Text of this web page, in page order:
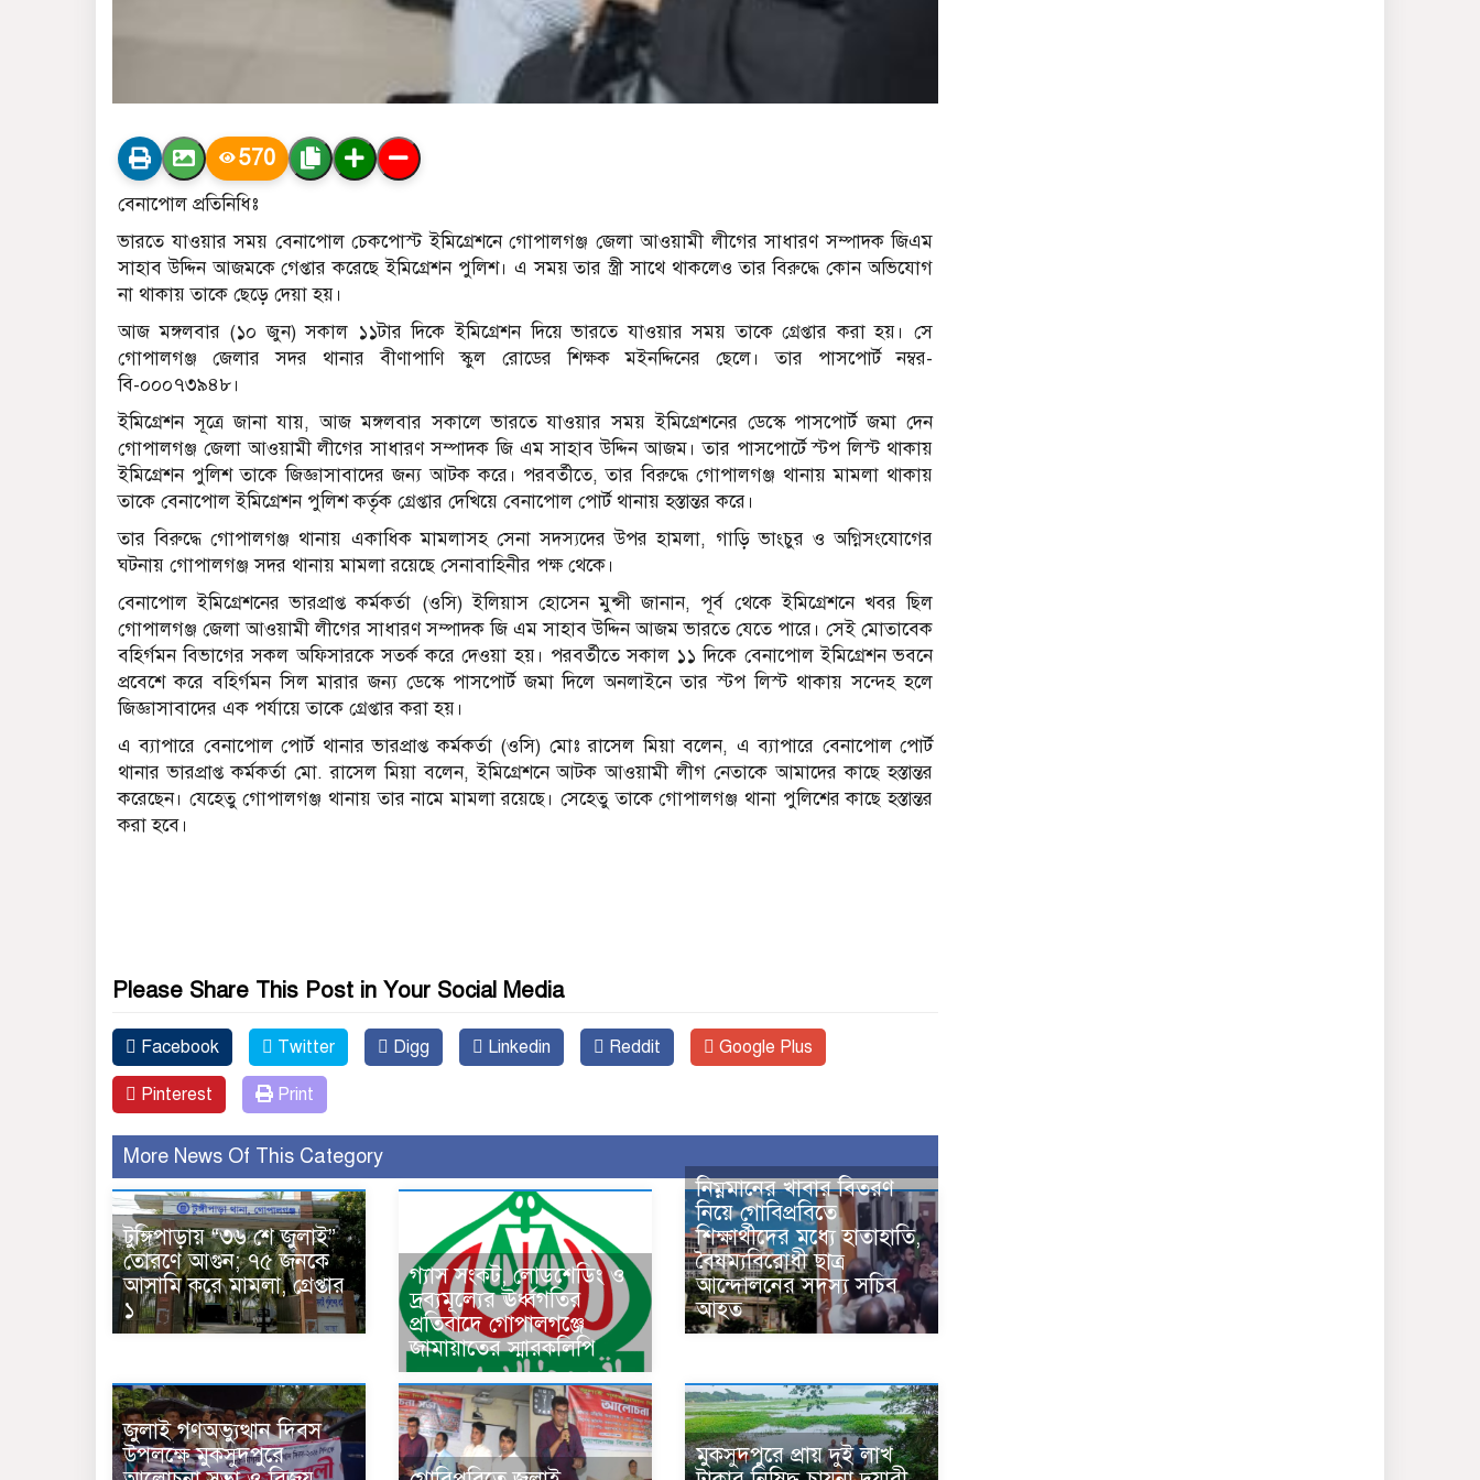
570
বেনাপোল প্রতিনিধিঃ
ভারতে যাওয়ার সময় বেনাপোল চেকপোস্ট ইমিগ্রেশনে গোপালগঞ্জ জেলা আওয়ামী লীগের সাধারণ সম্পাদক জিএম
সাহাব উদ্দিন আজমকে গেপ্তার করেছে ইমিগ্রেশন পুলিশ। এ সময় তার স্ত্রী সাথে থাকলেও তার বিরুদ্ধে কোন অভিযোগ
না থাকায় তাকে ছেড়ে দেয়া হয়।
আজ মঙ্গলবার (১০ জুন) সকাল ১১টার দিকে ইমিগ্রেশন দিয়ে ভারতে যাওয়ার সময় তাকে গ্রেপ্তার করা হয়। সে
গোপালগঞ্জ জেলার সদর থানার বীণাপাণি স্কুল রোডের শিক্ষক মইনদ্দিনের ছেলে। তার পাসপোর্ট নম্বর-
বি-০০০৭৩৯৪৮।
ইমিগ্রেশন সূত্রে জানা যায়, আজ মঙ্গলবার সকালে ভারতে যাওয়ার সময় ইমিগ্রেশনের ডেস্কে পাসপোর্ট জমা দেন
গোপালগঞ্জ জেলা আওয়ামী লীগের সাধারণ সম্পাদক জি এম সাহাব উদ্দিন আজম। তার পাসপোর্টে স্টপ লিস্ট থাকায়
ইমিগ্রেশন পুলিশ তাকে জিজ্ঞাসাবাদের জন্য আটক করে। পরবর্তীতে, তার বিরুদ্ধে গোপালগঞ্জ থানায় মামলা থাকায়
তাকে বেনাপোল ইমিগ্রেশন পুলিশ কর্তৃক গ্রেপ্তার দেখিয়ে বেনাপোল পোর্ট থানায় হস্তান্তর করে।
তার বিরুদ্ধে গোপালগঞ্জ থানায় একাধিক মামলাসহ সেনা সদস্যদের উপর হামলা, গাড়ি ভাংচুর ও অগ্নিসংযোগের
ঘটনায় গোপালগঞ্জ সদর থানায় মামলা রয়েছে সেনাবাহিনীর পক্ষ থেকে।
বেনাপোল ইমিগ্রেশনের ভারপ্রাপ্ত কর্মকর্তা (ওসি) ইলিয়াস হোসেন মুন্সী জানান, পূর্ব থেকে ইমিগ্রেশনে খবর ছিল
গোপালগঞ্জ জেলা আওয়ামী লীগের সাধারণ সম্পাদক জি এম সাহাব উদ্দিন আজম ভারতে যেতে পারে। সেই মোতাবেক
বহির্গমন বিভাগের সকল অফিসারকে সতর্ক করে দেওয়া হয়। পরবর্তীতে সকাল ১১ দিকে বেনাপোল ইমিগ্রেশন ভবনে
প্রবেশে করে বহির্গমন সিল মারার জন্য ডেস্কে পাসপোর্ট জমা দিলে অনলাইনে তার স্টপ লিস্ট থাকায় সন্দেহ হলে
জিজ্ঞাসাবাদের এক পর্যায়ে তাকে গ্রেপ্তার করা হয়।
এ ব্যাপারে বেনাপোল পোর্ট থানার ভারপ্রাপ্ত কর্মকর্তা (ওসি) মোঃ রাসেল মিয়া বলেন, এ ব্যাপারে বেনাপোল পোর্ট
থানার ভারপ্রাপ্ত কর্মকর্তা মো. রাসেল মিয়া বলেন, ইমিগ্রেশনে আটক আওয়ামী লীগ নেতাকে আমাদের কাছে হস্তান্তর
করেছেন। যেহেতু গোপালগঞ্জ থানায় তার নামে মামলা রয়েছে। সেহেতু তাকে গোপালগঞ্জ থানা পুলিশের কাছে হস্তান্তর
করা হবে।
Please Share This Post in Your Social Media
Facebook Twitter Digg Linkedin Reddit Google Plus
Pinterest Print
More News Of This Category
টুঙ্গিপাড়ায় “৩৬ শে জুলাই”
তোরণে আগুন; ৭৫ জনকে
আসামি করে মামলা, গ্রেপ্তার
১
গ্যাস সংকট, লোডশেডিং ও
দ্রব্যমূল্যের ঊর্ধ্বগতির
প্রতিবাদে গোপালগঞ্জে
জামায়াতের স্মারকলিপি
নিম্নমানের খাবার বিতরণ
নিয়ে গোবিপ্রবিতে
শিক্ষার্থীদের মধ্যে হাতাহাতি,
বৈষম্যবিরোধী ছাত্র
আন্দোলনের সদস্য সচিব
আহত
জুলাই গণঅভ্যুত্থান দিবস
উপলক্ষে মুকসুদপুরে
মুকসুদপুরে প্রায় দুই লাখ